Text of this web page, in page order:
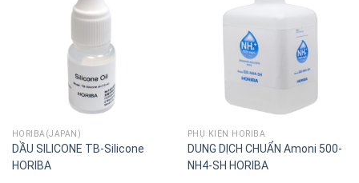
HORIBA(JAPAN)
DẦU SILICONE TB-Silicone
HORIBA
PHỤ KIỆN HORIBA
DUNG DỊCH CHUẨN Amoni 500-
NH4-SH HORIBA